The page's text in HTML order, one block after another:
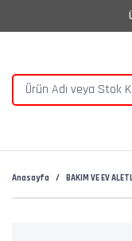
Anasayfa BAKIM VE EV